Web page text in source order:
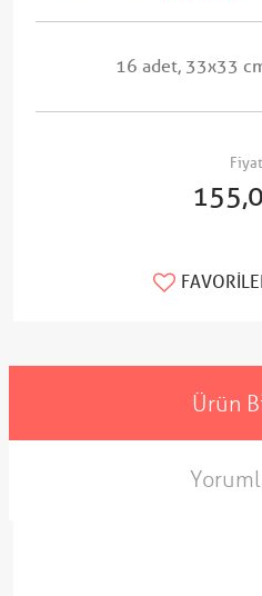
16 adet, 33x33
Ürün